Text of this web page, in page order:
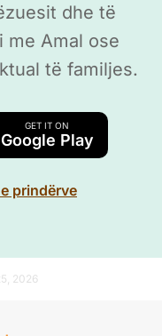
dhe të
me Amal ose
të familjes.
GET IT ON
Google Play
prindërve
2026